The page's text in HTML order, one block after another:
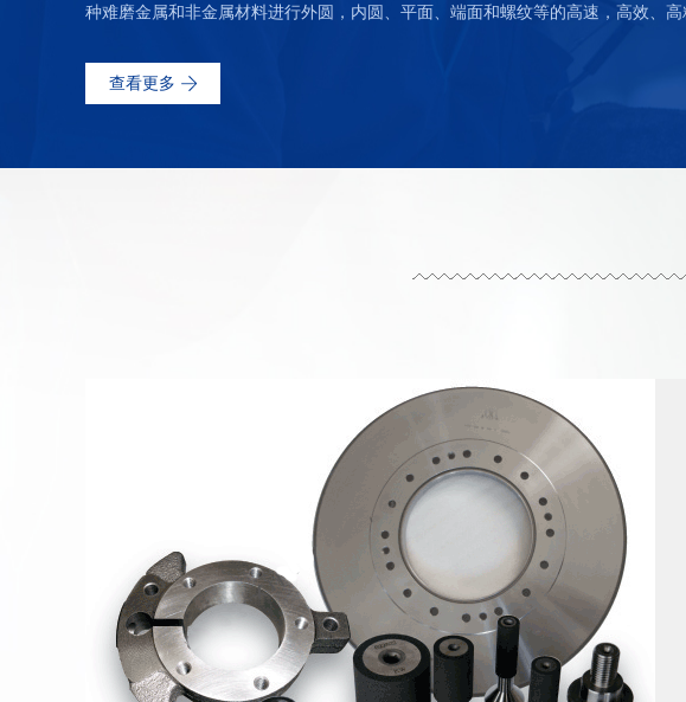
种难磨金属和非金属材料进行外圆，内圆、平面、端面和螺纹等的高速，高效、高
查看更多